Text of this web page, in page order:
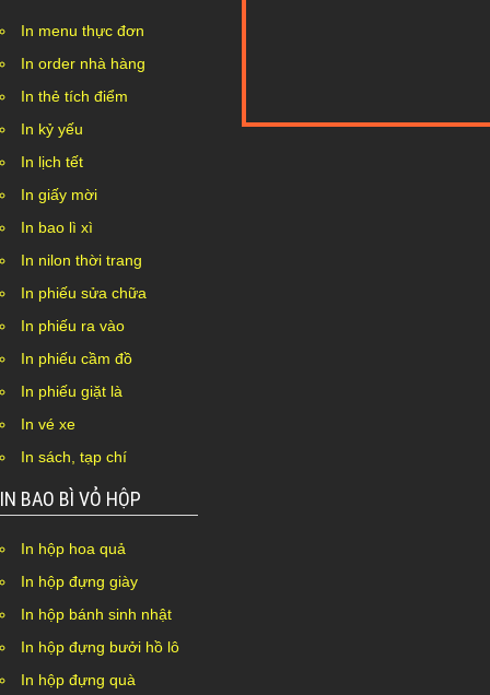
In menu thực đơn
In order nhà hàng
In thẻ tích điểm
In kỷ yếu
In lịch tết
In giấy mời
In bao lì xì
In nilon thời trang
In phiếu sửa chữa
In phiếu ra vào
In phiếu cầm đồ
In phiếu giặt là
In vé xe
In sách, tạp chí
IN BAO BÌ VỎ HỘP
In hộp hoa quả
In hộp đựng giày
In hộp bánh sinh nhật
In hộp đựng bưởi hồ lô
In hộp đựng quà